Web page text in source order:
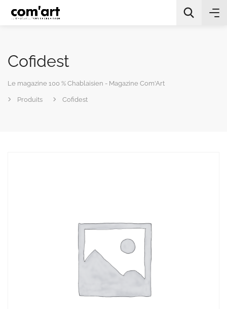
Cofidest
Le magazine 100 % Chablaisien - Magazine Com'Art
Produits Cofidest